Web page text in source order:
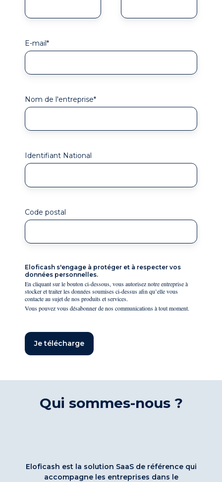
E-mail*
Nom de l'entreprise*
Identifiant National
Code postal
Eloficash s'engage à protéger et à respecter vos
données personnelles.
En cliquant sur le bouton ci-dessous, vous autorisez notre entreprise à
stocker et traiter les données soumises ci-dessus afin qu’elle vous
contacte au sujet de nos produits et services.
Vous pouvez vous désabonner de nos communications à tout moment.
Je télécharge
Qui sommes-nous ?
Eloficash est la solution SaaS de référence qui
accompagne les entreprises dans le